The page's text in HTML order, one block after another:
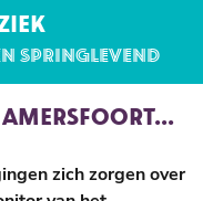
SPRINGLEVEND
zich zorgen over